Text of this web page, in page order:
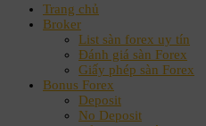
Trang chủ
Broker
List sàn forex uy tín
Đánh giá sàn Forex
Giấy phép sàn Forex
Bonus Forex
Deposit
No Deposit